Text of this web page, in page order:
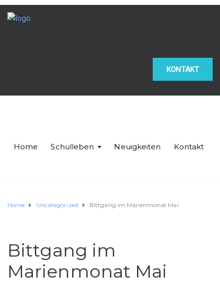
KONTAKT
Home Schulleben Neuigkeiten Kontakt
Home Uncategorized Bittgang im Marienmonat Mai
Bittgang im
Marienmonat Mai